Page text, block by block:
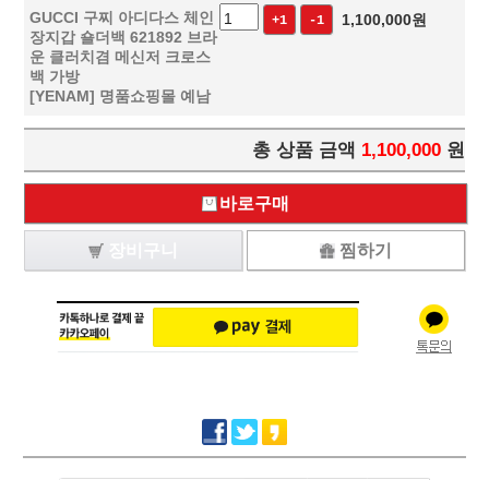
GUCCI 구찌 아디다스 체인
장지갑 숄더백 621892 브라
운 클러치겸 메신저 크로스
백 가방
[YENAM] 명품쇼핑몰 예남
+1 -1 1,100,000원
총 상품 금액 1,100,000 원
바로구매
찜하기